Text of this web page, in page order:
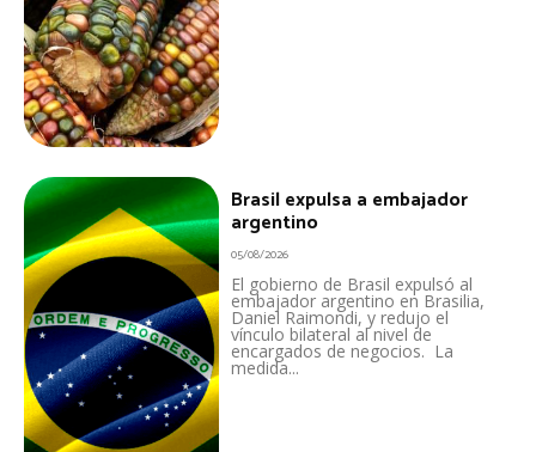
Brasil expulsa a embajador
argentino
05/08/2026
El gobierno de Brasil expulsó al
embajador argentino en Brasilia,
Daniel Raimondi, y redujo el
vínculo bilateral al nivel de
encargados de negocios. La
medida...